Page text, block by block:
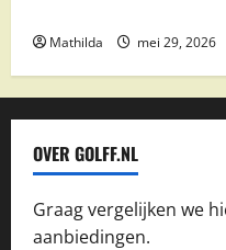
Mathilda mei 29, 2026
OVER GOLFF.NL
Graag vergelijken we
aanbiedingen.